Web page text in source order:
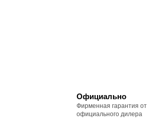
Официально
Фирменная гарантия от
официального дилера